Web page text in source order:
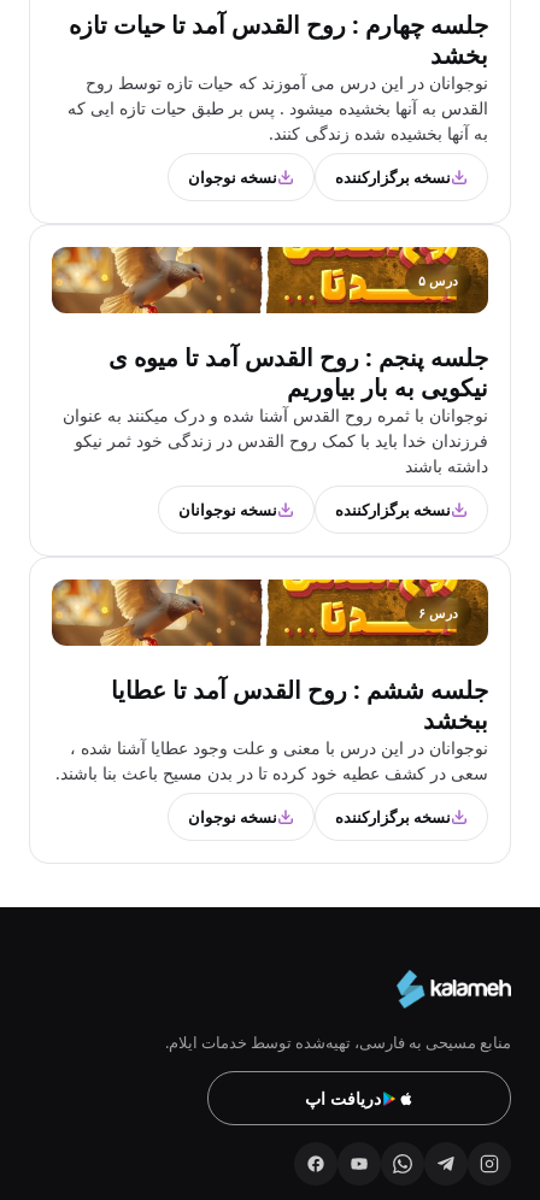
جلسه چهارم : روح القدس آمد تا حیات تازه
بخشد
نوجوانان در این درس می آموزند که حیات تازه توسط روح
القدس به آنها بخشیده میشود . پس بر طبق حیات تازه ایی که
به آنها بخشیده شده زندگی کنند.
نسخه برگزارکننده نسخه نوجوان
درس ۵
جلسه پنجم : روح القدس آمد تا میوه ی
نیکویی به بار بیاوریم
نوجوانان با ثمره روح القدس آشنا شده و درک میکنند به عنوان
فرزندان خدا باید با کمک روح القدس در زندگی خود ثمر نیکو
داشته باشند
نسخه برگزارکننده نسخه نوجوانان
درس ۶
جلسه ششم : روح القدس آمد تا عطایا
ببخشد
نوجوانان در این درس با معنی و علت وجود عطایا آشنا شده ،
سعی در کشف عطیه خود کرده تا در بدن مسیح باعث بنا باشند.
نسخه برگزارکننده نسخه نوجوان
منابع مسیحی به فارسی، تهیه‌شده توسط خدمات ایلام.
دریافت اپ